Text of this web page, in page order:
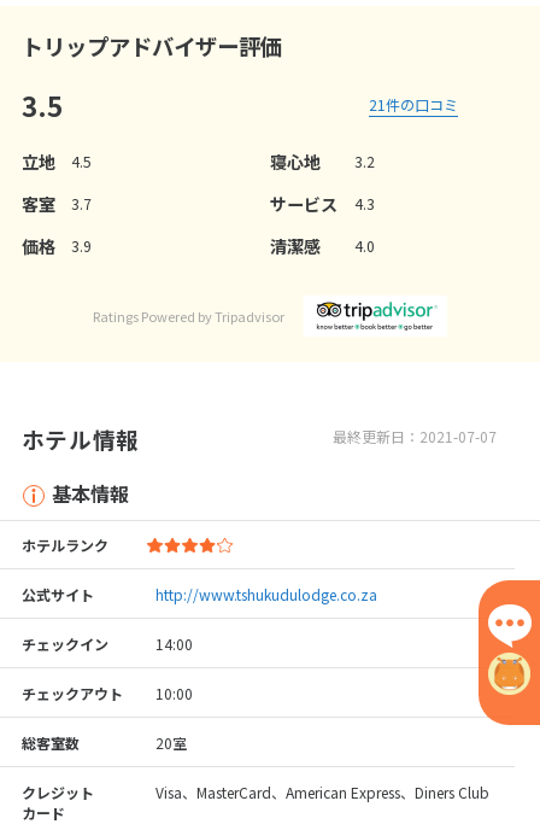
トリップアドバイザー評価
3.5 21件の口コミ
立地 4.5 寝心地 3.2
客室 3.7 サービス 4.3
価格 3.9 清潔感 4.0
Ratings Powered by Tripadvisor
最終更新日：2021-07-07
ホテル情報
基本情報
ホテルランク
公式サイト http://www.tshukudulodge.co.za
チェックイン 14:00
チェックアウト 10:00
総客室数 20室
クレジット
カード
Visa、MasterCard、American Express、Diners Club